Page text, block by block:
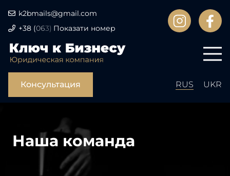
k2bmails@gmail.com
+38(063) Показати номер
Консультация RUS UKR
Наша команда